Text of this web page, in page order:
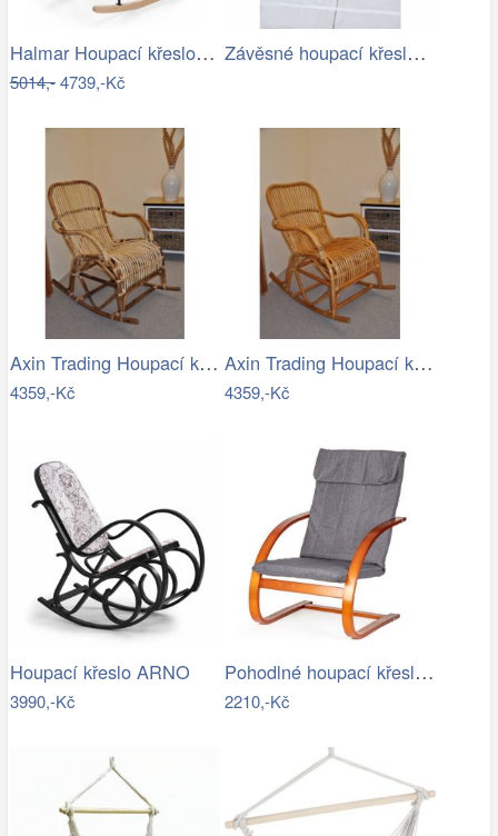
Halmar Houpací křeslo LIBERTO 2 -…
5014,-4739,-Kč
Závěsné houpací křeslo CHILLO, šedé
Axin Trading Houpací křeslo Klasik…
4359,-Kč
Axin Trading Houpací křeslo Klasik…
4359,-Kč
Houpací křeslo ARNO
3990,-Kč
Pohodlné houpací křeslo ModernHome |…
2210,-Kč